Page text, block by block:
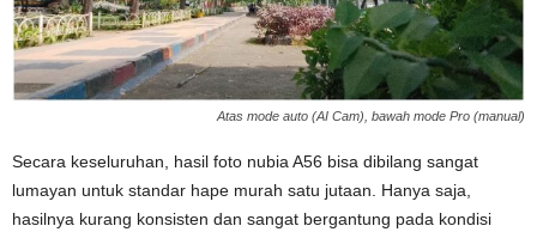
Atas mode auto (AI Cam), bawah mode Pro (manual)
Secara keseluruhan, hasil foto nubia A56 bisa dibilang sangat
lumayan untuk standar hape murah satu jutaan. Hanya saja,
hasilnya kurang konsisten dan sangat bergantung pada kondisi